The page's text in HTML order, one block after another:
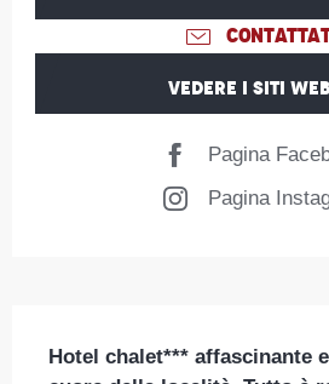
VEDERE I SITI WEB
Pagina
Pagina
Hotel chalet*** affascinante